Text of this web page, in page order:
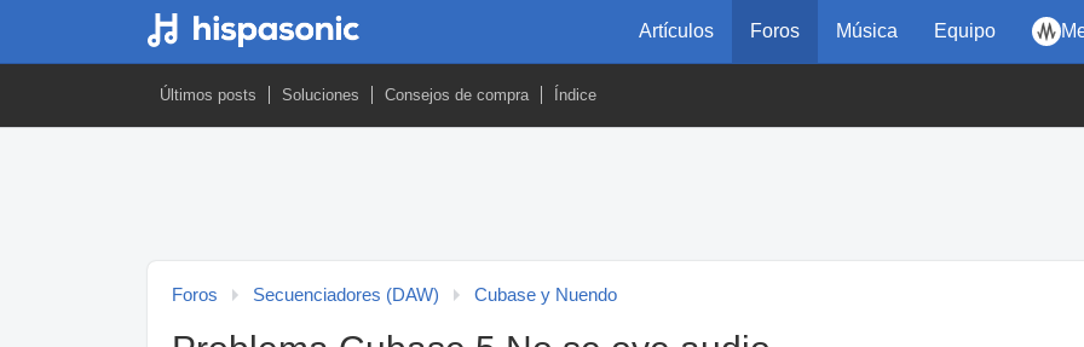
Artículos Foros Música Equipo
Últimos posts Soluciones Consejos de compra Índice
Foros Secuenciadores (DAW) Cubase y Nuendo